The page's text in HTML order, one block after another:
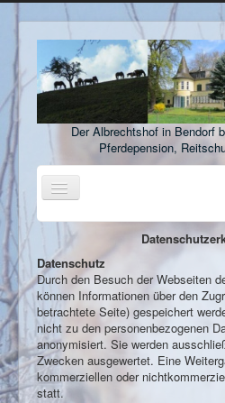
Der Albrechtshof in Bendorf
Pferdepension,
Toggle
Navigation
Startseite
Reitanlage
Pferdepension
Stellenangebote
Ausbildungsbetrieb
Reitclub
Datenschutz
Durch den Besuch der Webseiten
können Informationen über den
betrachtete Seite) gespeichert
nicht zu den personenbezogenen
anonymisiert. Sie werden
Zwecken ausgewertet. Eine
kommerziellen oder
statt.